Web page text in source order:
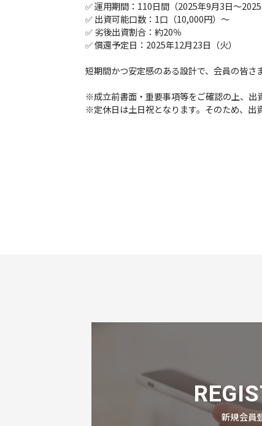
✅ 運用期間：110日間（2025年9月3日～2025
✅ 出資可能口数：1口（10,000円）〜
✅ 劣後出資割合：約20％
✅ 償還予定日：2025年12月23日（火）
短期間かつ安定感のある設計で、会員の皆さ
※成立前書面・重要事項等をご確認の上、出
※定休日は土日祝となります。そのため、出
新規会員